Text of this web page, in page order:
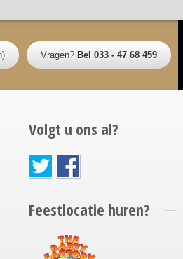
Vragen? Bel 033 - 47 68 459
Volgt u ons al?
Feestlocatie huren?